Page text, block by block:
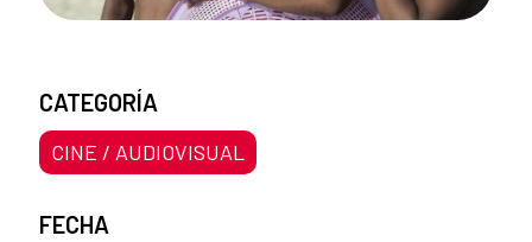
CATEGORÍA
CINE / AUDIOVISUAL
FECHA